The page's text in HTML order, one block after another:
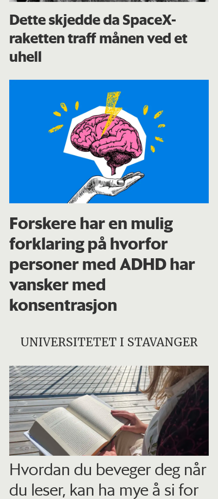
Dette skjedde da SpaceX-
raketten traff månen ved et
uhell
Forskere har en mulig
forklaring på hvorfor
personer med ADHD har
vansker med
konsentrasjon
UNIVERSITETET I STAVANGER
Hvordan du beveger deg når
du leser, kan ha mye å si for